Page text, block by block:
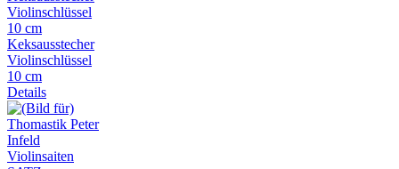
Keksausstecher
Violinschlüssel
10 cm
Details